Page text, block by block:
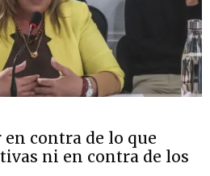
contra de lo que
ni en contra de los